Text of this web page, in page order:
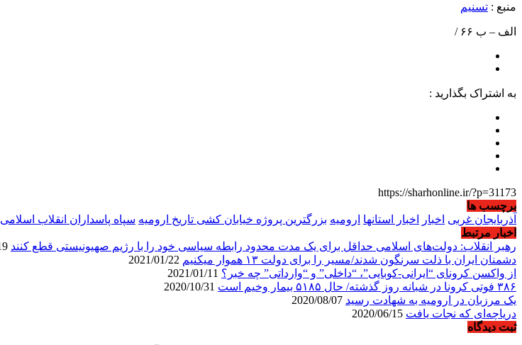
منبع : تسنیم
الف – ب ۶۶ /
به اشتراک بگذارید :
https://sharhonline.ir/?p=31173
برچسب ها
آذربایجان غربی اخبار اخبار استانها ارومیه بزرگترین پروژه خیابان کشی تاریخ ارومیه سپاه پاسداران انقلاب اسلامی
اخبار مرتبط
رهبر انقلاب: دولت‌های اسلامی حداقل برای یک مدت محدود رابطه سیاسی خود را با رژیم صهیونیستی قطع کنند
دشمنان ایران با ذلت سرنگون شدند/مسیر را برای دولت ۱۳ هموار میکنیم
از واکسن کرونای “ایرانی-کوبایی”، “داخلی” و “وارداتی” چه خبر؟
۳۸۶ فوتی کرونا در شبانه روز گذشته/ حال ۵۱۸۵ بیمار وخیم است
یک مرزبان در ارومیه به شهادت رسید
دریاچه‌ای که نجات یافت
ثبت دیدگاه